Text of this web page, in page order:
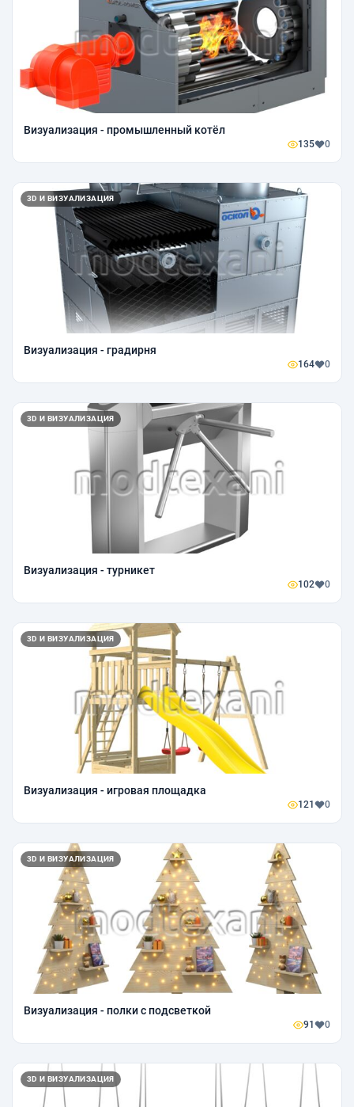
Визуализация - промышленный котёл
135 0
3D И ВИЗУАЛИЗАЦИЯ
Визуализация - градирня
164 0
3D И ВИЗУАЛИЗАЦИЯ
Визуализация - турникет
102 0
3D И ВИЗУАЛИЗАЦИЯ
Визуализация - игровая площадка
121 0
3D И ВИЗУАЛИЗАЦИЯ
Визуализация - полки с подсветкой
91 0
3D И ВИЗУАЛИЗАЦИЯ